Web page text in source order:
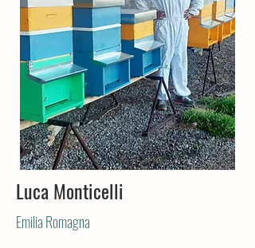
Luca Monticelli
Emilia Romagna